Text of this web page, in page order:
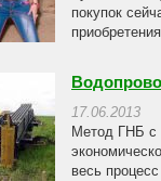
покупок
17.06.2013
Метод ГНБ с
весь